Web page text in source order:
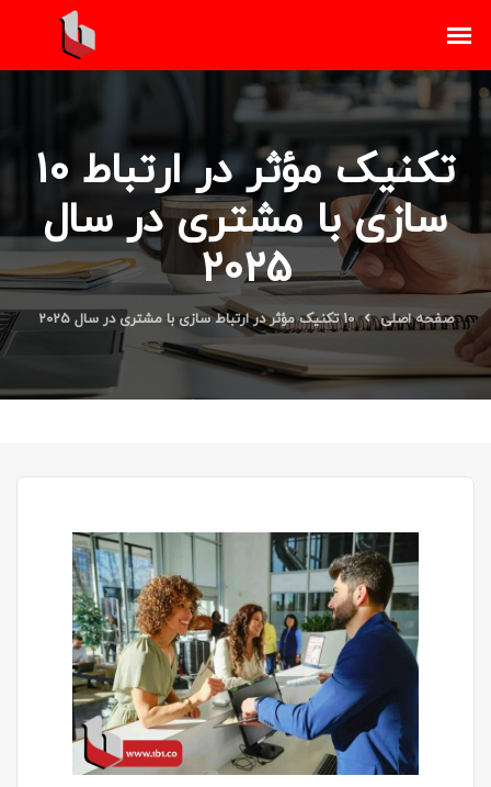
10 تکنیک مؤثر در ارتباط
سازی با مشتری در سال
2025
صفحه اصلی 10 تکنیک مؤثر در ارتباط سازی با مشتری در سال 2025